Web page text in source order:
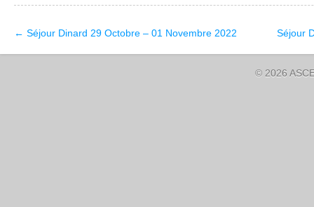
← Séjour Dinard 29 Octobre – 01 Novembre 2022 Séjour
© 2026